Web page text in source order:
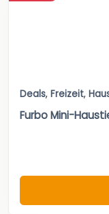
Deals, Freizeit,
Furbo Mini-